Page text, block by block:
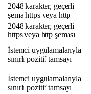
2048 karakter, geçerli
şema https veya http
2048 karakter, geçerli
https veya http şeması
İstemci uygulamalarıyla
sınırlı pozitif tamsayı
İstemci uygulamalarıyla
sınırlı pozitif tamsayı